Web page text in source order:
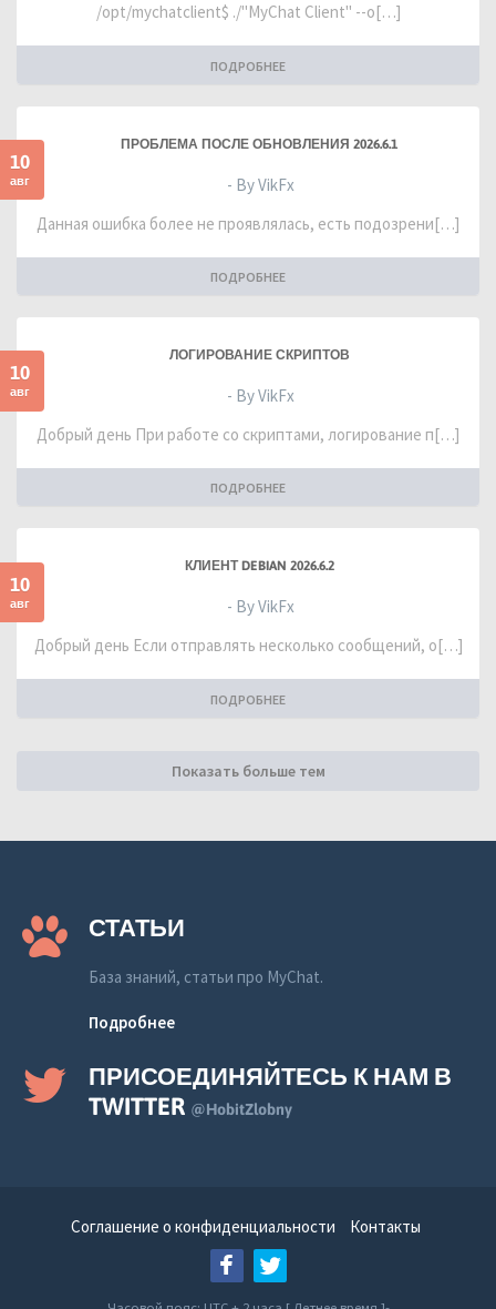
/opt/mychatclient$ ./"MyChat Client" --o[…]
ПОДРОБНЕЕ
10
авг
ПРОБЛЕМА ПОСЛЕ ОБНОВЛЕНИЯ 2026.6.1
- By VikFx
Данная ошибка более не проявлялась, есть подозрени[…]
ПОДРОБНЕЕ
10
авг
ЛОГИРОВАНИЕ СКРИПТОВ
- By VikFx
Добрый день При работе со скриптами, логирование п[…]
ПОДРОБНЕЕ
10
авг
КЛИЕНТ DEBIAN 2026.6.2
- By VikFx
Добрый день Если отправлять несколько сообщений, о[…]
ПОДРОБНЕЕ
Показать больше тем
СТАТЬИ
База знаний, статьи про MyChat.
Подробнее
ПРИСОЕДИНЯЙТЕСЬ К НАМ В
TWITTER @HobitZlobny
Соглашение о конфиденциальности Контакты